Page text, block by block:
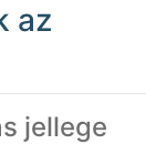
az
jellege